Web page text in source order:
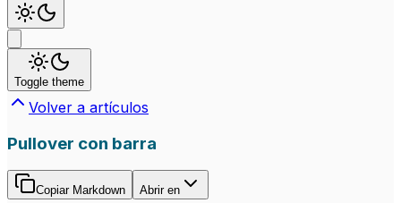
Toggle theme
Volver a artículos
Pullover con barra
Copiar Markdown Abrir en